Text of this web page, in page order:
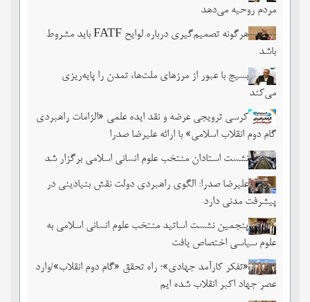
مردم روحیه می‌دهد
هرگونه تصمیم‌گیری درباره لوایح FATF باید مشروط
باشد
بسیج با عبور از مرزهای ملت‌‌ها، تمدن را پایه‌ریزی
می‌کند
کرسی ترویجی عرضه و نقد ایده علمی «الزامات راهبردی
گام دوم انقلاب اسلامی» با ارائه علیرضا صدرا
نشست استادان منتخب علوم انسانی اسلامی برگزار شد
علیرضا صدرا: الگوی راهبردی دولت نقش بنیادینی در
پیشرفت مدنی دارد
پنجمین نشست اساتید منتخب علوم انسانی اسلامی به
علوم سیاسی اختصاص یافت
«تفکر کارآمد جهادی»؛ راه تحقق «گام دوم انقلاب»/وارد
عصر جهاد اکبر انقلاب شده ایم